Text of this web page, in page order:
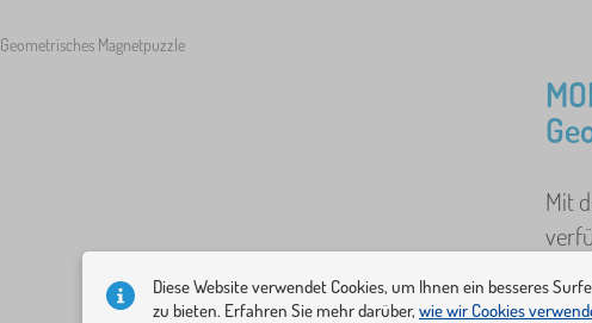
Geometrisches Magnetpuzzle
Mit
Diese Website verwendet Cookies, um Ihnen ein besseres
zu bieten. Erfahren Sie mehr darüber, wie wir Cookies